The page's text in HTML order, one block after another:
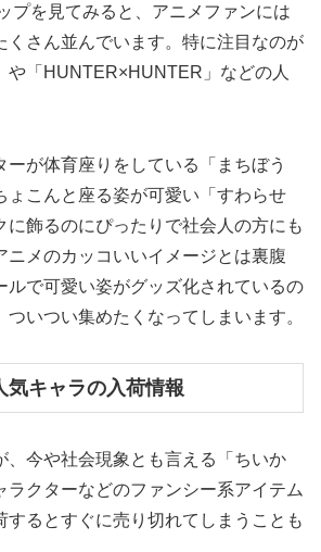
プを見てみると、アニメファンには
くさん並んでいます。特に注目なのが
や「HUNTER×HUNTER」などの人
ーが体育座りをしている「まちぼう
ょこんと座る姿が可愛い「すわらせ
に飾るのにぴったりで社会人の方にも
ニメのカッコいいイメージとは裏腹
ルで可愛い姿がグッズ化されているの
いつい集めたくなってしまいます。
気キャラの入荷情報
、今や社会現象とも言える「ちいか
ラクターなどのファンシー系アイテム
するとすぐに売り切れてしまうことも